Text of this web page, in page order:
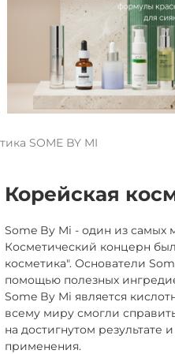
SOME BY MI
Корейская
Some By Mi - один из
Косметический концерн
косметика". Основатели
помощью полезных
Some By Mi является
всему миру смогли
на достигнутом результате
применения.